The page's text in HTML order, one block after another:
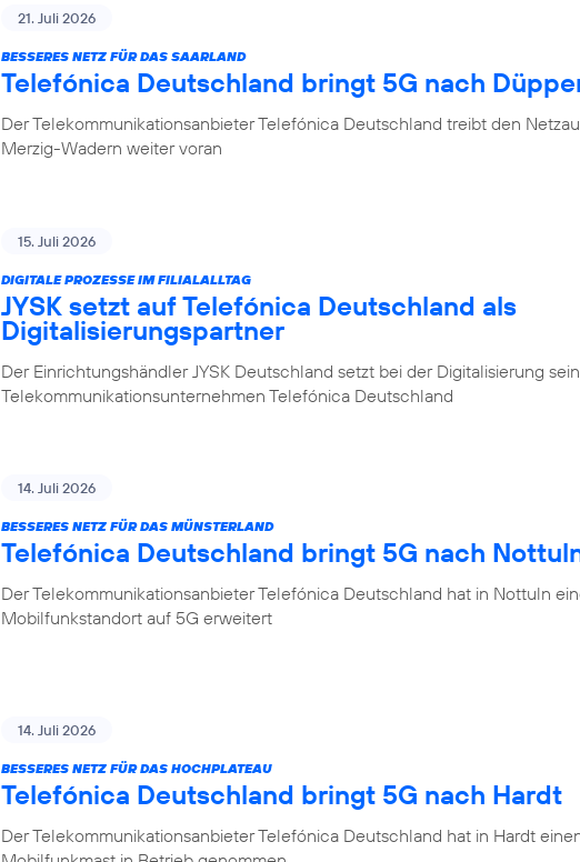
21. Juli 2026
BESSERES NETZ FÜR DAS SAARLAND
Telefónica Deutschland bringt 5G nach
Der Telekommunikationsanbieter Telefónica Deutschland treibt den
Merzig-Wadern weiter voran
15. Juli 2026
DIGITALE PROZESSE IM FILIALALLTAG
JYSK setzt auf Telefónica Deutschland als
Digitalisierungspartner
Der Einrichtungshändler JYSK Deutschland setzt bei der Digitalisierung
Telekommunikationsunternehmen Telefónica Deutschland
14. Juli 2026
BESSERES NETZ FÜR DAS MÜNSTERLAND
Telefónica Deutschland bringt 5G nach
Der Telekommunikationsanbieter Telefónica Deutschland hat in Nottuln
Mobilfunkstandort auf 5G erweitert
14. Juli 2026
BESSERES NETZ FÜR DAS HOCHPLATEAU
Telefónica Deutschland bringt 5G nach Hardt
Der Telekommunikationsanbieter Telefónica Deutschland hat in Hardt